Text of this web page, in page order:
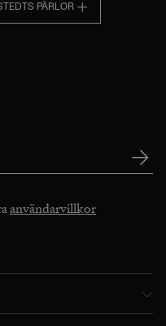
PÄRLOR
användarvillkor